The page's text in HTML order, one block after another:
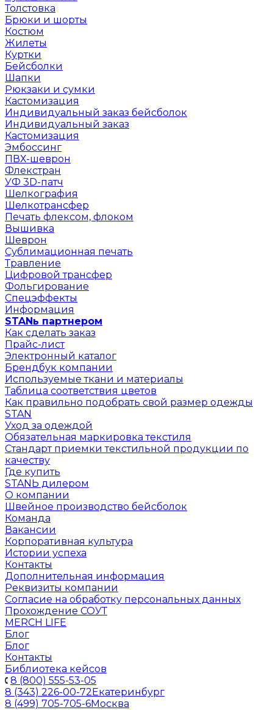
Толстовка
Брюки и шорты
Костюм
Жилеты
Куртки
Бейсболки
Шапки
Рюкзаки и сумки
Кастомизация
Индивидуальный заказ бейсболок
Индивидуальный заказ
Кастомизация
Эмбоссинг
ПВХ-шеврон
Флекстран
УФ 3D-патч
Шелкография
Шелкотрансфер
Печать флексом, флоком
Вышивка
Шеврон
Сублимационная печать
Травление
Цифровой трансфер
Фольгирование
Спецэффекты
Информация
STANь партнером
Как сделать заказ
Прайс-лист
Электронный каталог
Брендбук компании
Используемые ткани и материалы
Таблица соответствия цветов
Как правильно подобрать свой размер одежды
STAN
Уход за одеждой
Обязательная маркировка текстиля
Стандарт приемки текстильной продукции по
качеству
Где купить
STANЬ дилером
О компании
Швейное производство бейсболок
Команда
Вакансии
Корпоративная культура
Истории успеха
Контакты
Дополнительная информация
Реквизиты компании
Согласие на обработку персональных данных
Прохождение СОУТ
MERCH LIFE
Блог
Блог
Контакты
Библиотека кейсов
8 (800) 555-53-05
8 (343) 226-00-72Екатеринбург
8 (499) 705-705-6Москва